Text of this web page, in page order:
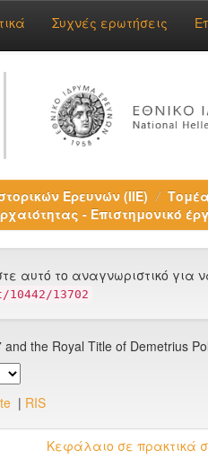
Συχνές ερωτήσεις
Ερευνών (ΙΙΕ)
- Επιστημονικό
αυτό το αναγνωριστικό για
13702
and the Royal Title of Demetrius
| RIS
Κεφάλαιο σε πρακτικά